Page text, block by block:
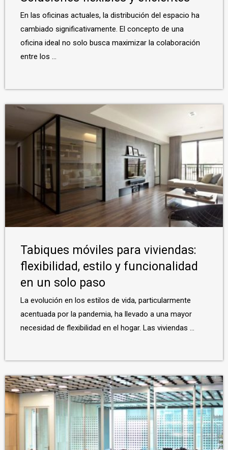
En las oficinas actuales, la distribución del espacio ha
cambiado significativamente. El concepto de una
oficina ideal no solo busca maximizar la colaboración
entre los ...
Tabiques móviles para viviendas:
flexibilidad, estilo y funcionalidad
en un solo paso
La evolución en los estilos de vida, particularmente
acentuada por la pandemia, ha llevado a una mayor
necesidad de flexibilidad en el hogar. Las viviendas ...